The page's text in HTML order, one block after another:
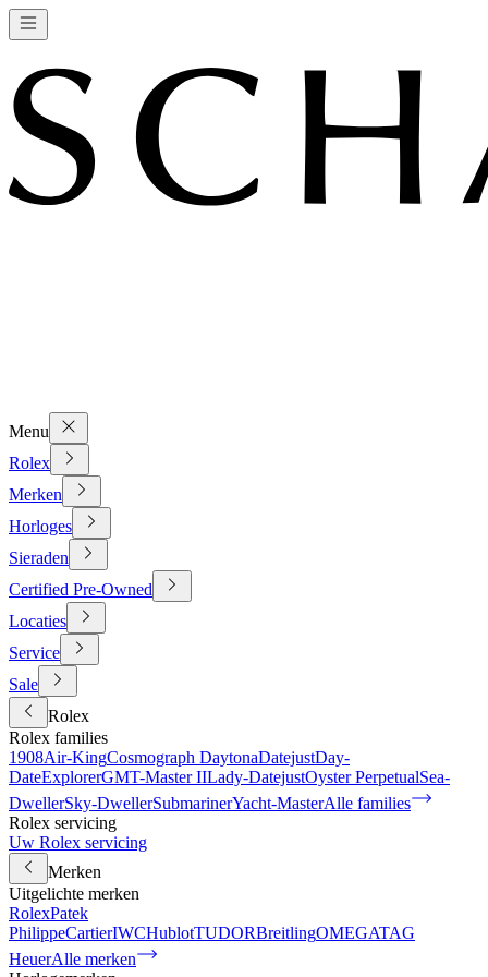
Menu
Rolex
Merken
Horloges
Sieraden
Certified Pre-Owned
Locaties
Service
Sale
Rolex
Rolex families
1908Air-KingCosmograph DaytonaDatejustDay-
DateExplorerGMT-Master IILady-DatejustOyster PerpetualSea-
DwellerSky-DwellerSubmarinerYacht-MasterAlle families
Rolex servicing
Uw Rolex servicing
Merken
Uitgelichte merken
RolexPatek
PhilippeCartierIWCHublotTUDORBreitlingOMEGATAG
HeuerAlle merken